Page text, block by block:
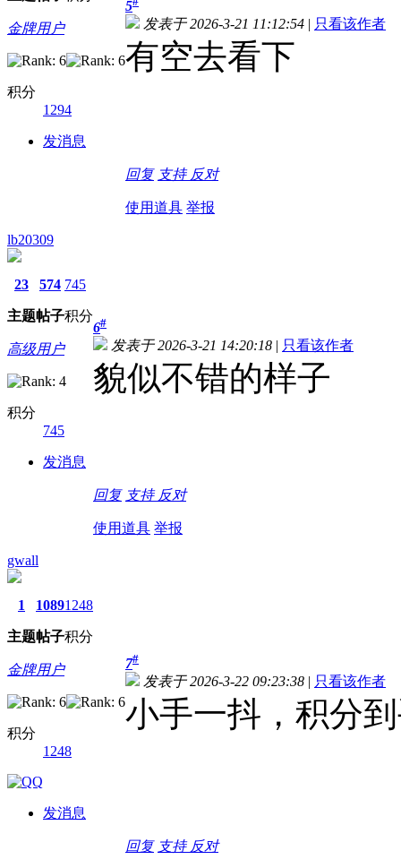
金牌用户
积分
1294
发消息
5
发表于 2026-3-21 11:12:54 | 只看该作者
有空去看下
回复 支持 反对
使用道具 举报
lb20309
23
主题
574
帖子
745
积分
高级用户
积分
745
发消息
6#
发表于 2026-3-21 14:20:18 | 只看该作者
貌似不错的样子
回复 支持 反对
使用道具 举报
gwall
1
主题
1089
帖子
1248
积分
金牌用户
积分
1248
发消息
7#
发表于 2026-3-22 09:23:38 | 只看该作者
小手一抖，积分
回复 支持 反对